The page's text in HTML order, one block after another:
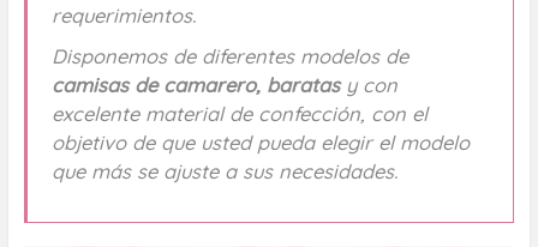
requerimientos.
Disponemos de diferentes modelos de
camisas de camarero, baratasy con
excelente material de confección, con el
objetivo de que usted pueda elegir el modelo
que más se ajuste a sus necesidades.